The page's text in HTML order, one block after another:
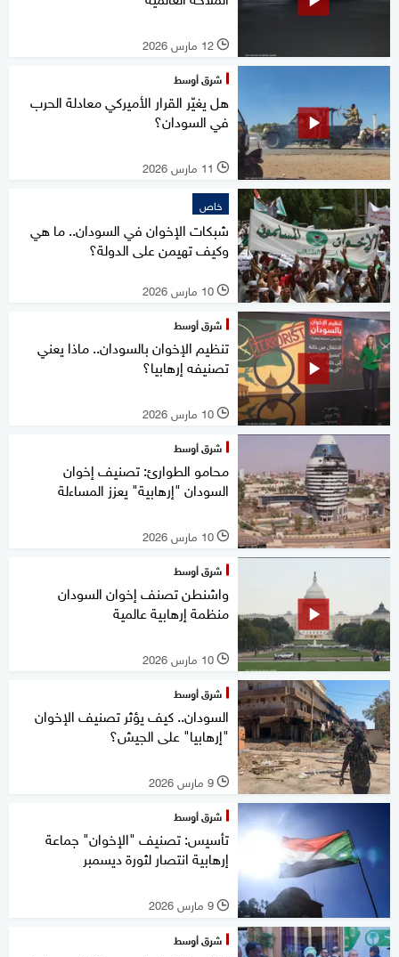
l 12 مارس 2026
شرق أوسط
هل يغيّر القرار الأميركي معادلة الحرب
في السودان؟
l 11 مارس 2026
خاص
شبكات الإخوان في السودان.. ما هي
وكيف تهيمن على الدولة؟
l 10 مارس 2026
شرق أوسط
تنظيم الإخوان بالسودان.. ماذا يعني
تصنيفه إرهابيا؟
l 10 مارس 2026
شرق أوسط
محامو الطوارئ: تصنيف إخوان
السودان "إرهابية" يعزز المساءلة
l 10 مارس 2026
شرق أوسط
واشنطن تصنف إخوان السودان
منظمة إرهابية عالمية
l 10 مارس 2026
شرق أوسط
السودان.. كيف يؤثر تصنيف الإخوان
"إرهابيا" على الجيش؟
l 9 مارس 2026
شرق أوسط
تأسيس: تصنيف "الإخوان" جماعة
إرهابية انتصار لثورة ديسمبر
l 9 مارس 2026
شرق أوسط